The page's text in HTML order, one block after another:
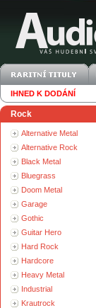
IHNED K DODÁNÍ
Rock
Alternative Metal
Alternative Rock
Black Metal
Bluegrass
Doom Metal
Garage
Gothic
Guitar Hero
Hard Rock
Hardcore
Heavy Metal
Industrial
Krautrock